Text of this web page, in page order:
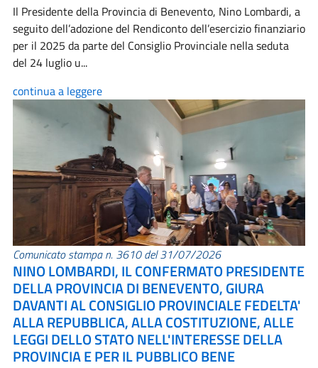
Il Presidente della Provincia di Benevento, Nino Lombardi, a
seguito dell’adozione del Rendiconto dell’esercizio finanziario
per il 2025 da parte del Consiglio Provinciale nella seduta
del 24 luglio u...
continua a leggere
Comunicato stampa n. 3610 del 31/07/2026
NINO LOMBARDI, IL CONFERMATO PRESIDENTE
DELLA PROVINCIA DI BENEVENTO, GIURA
DAVANTI AL CONSIGLIO PROVINCIALE FEDELTA'
ALLA REPUBBLICA, ALLA COSTITUZIONE, ALLE
LEGGI DELLO STATO NELL'INTERESSE DELLA
PROVINCIA E PER IL PUBBLICO BENE